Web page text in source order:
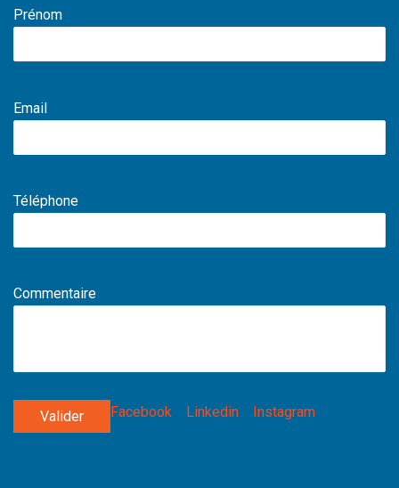
Prénom
Email
Téléphone
Commentaire
Facebook Linkedin Instagram